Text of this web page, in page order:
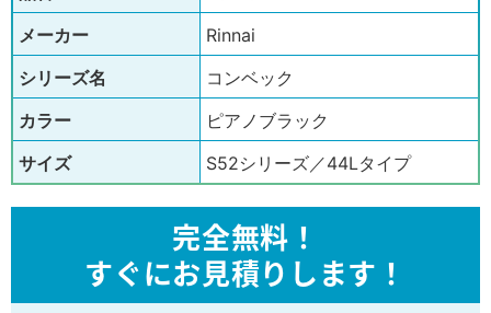
メーカー
Rinnai
シリーズ名
コンベック
カラー
ピアノブラック
サイズ
S52シリーズ／44Lタイプ
完全無料！
すぐにお見積りします！